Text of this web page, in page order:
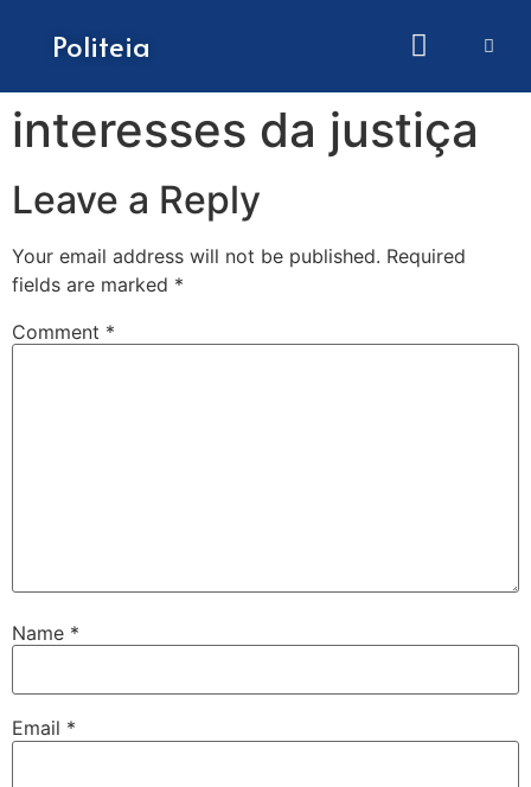
Politeia
interesses da justiça
Leave a Reply
Your email address will not be published. Required
fields are marked *
Comment *
Name *
Email *